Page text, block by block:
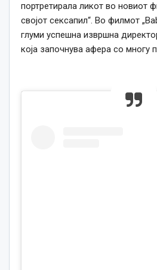
портретирала ликот во новиот
својот сексапил“. Во филмот
глуми успешна извршна
која започнува афера со многу